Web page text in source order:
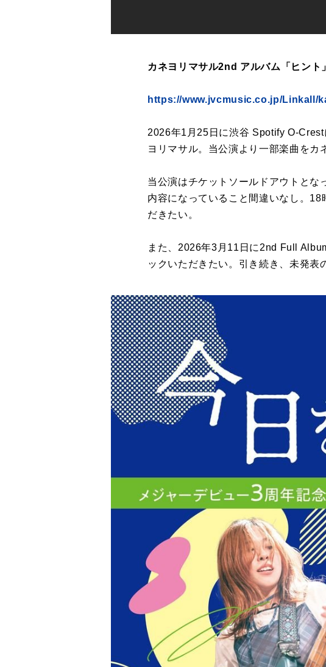
カネヨリマサル2nd アルバム「ヒント
https://www.jvcmusic.co.jp/Linkall/
2026年1月25日に渋谷 Spotify O-
ヨリマサル。当公演より一部楽曲をカ
当公演はチケットソールドアウトとな
内容になっていること間違いなし。
だきたい。
また、2026年3月11日に2nd Full
ックいただきたい。引き続き、未発表